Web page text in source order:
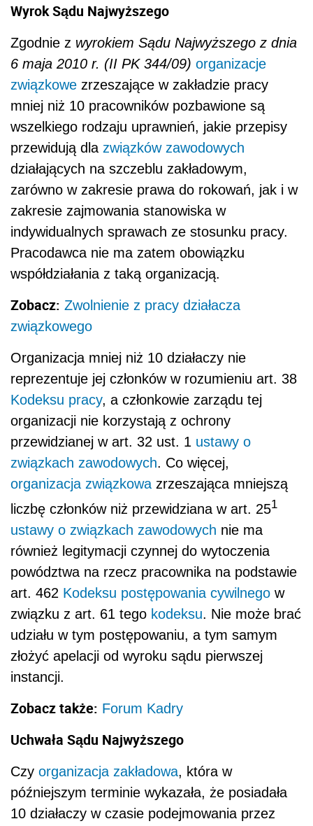
Wyrok Sądu Najwyższego
Zgodnie z wyrokiem Sądu Najwyższego z dnia
6 maja 2010 r. (II PK 344/09) organizacje
związkowe zrzeszające w zakładzie pracy
mniej niż 10 pracowników pozbawione są
wszelkiego rodzaju uprawnień, jakie przepisy
przewidują dla związków zawodowych
działających na szczeblu zakładowym,
zarówno w zakresie prawa do rokowań, jak i w
zakresie zajmowania stanowiska w
indywidualnych sprawach ze stosunku pracy.
Pracodawca nie ma zatem obowiązku
współdziałania z taką organizacją.
Zobacz: Zwolnienie z pracy działacza
związkowego
Organizacja mniej niż 10 działaczy nie
reprezentuje jej członków w rozumieniu art. 38
Kodeksu pracy, a członkowie zarządu tej
organizacji nie korzystają z ochrony
przewidzianej w art. 32 ust. 1 ustawy o
związkach zawodowych. Co więcej,
organizacja związkowa zrzeszająca mniejszą
liczbę członków niż przewidziana w art. 251
ustawy o związkach zawodowych nie ma
również legitymacji czynnej do wytoczenia
powództwa na rzecz pracownika na podstawie
art. 462 Kodeksu postępowania cywilnego w
związku z art. 61 tego kodeksu. Nie może brać
udziału w tym postępowaniu, a tym samym
złożyć apelacji od wyroku sądu pierwszej
instancji.
Zobacz także: Forum Kadry
Uchwała Sądu Najwyższego
Czy organizacja zakładowa, która w
późniejszym terminie wykazała, że posiadała
10 działaczy w czasie podejmowania przez